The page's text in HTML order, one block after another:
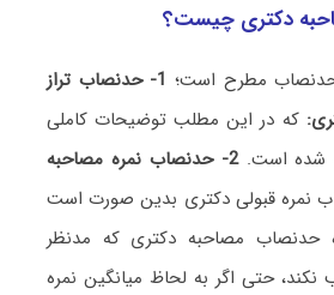
دکتری چیست؟
مطرح است؛
1- حدنصاب تراز
که در این مطلب توضیحات کاملی
شده است. 2- حدنصاب نمره مصاحبه
نمره قبولی دکتری بدین صورت است
حدنصاب مصاحبه دکتری که مدنظر
حتی اگر به لحاظ میانگین نمره